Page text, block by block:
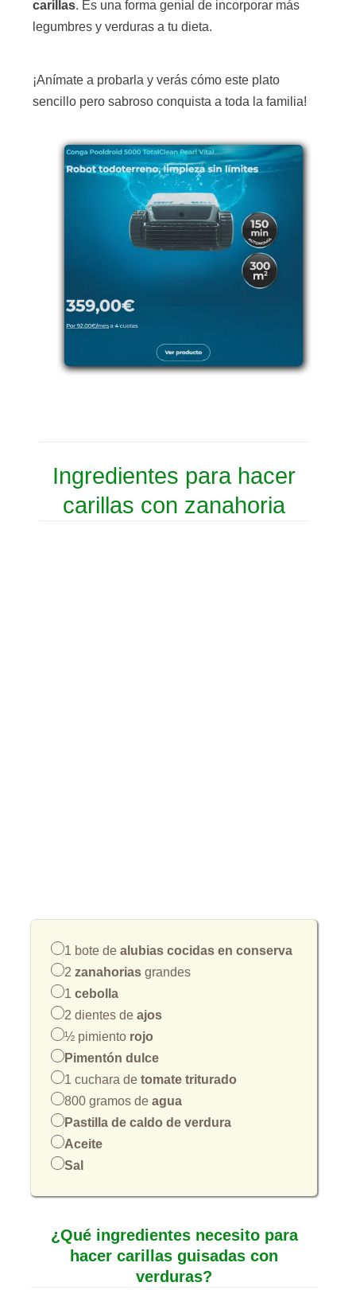
carillas. Es una forma genial de incorporar más
legumbres y verduras a tu dieta.
¡Anímate a probarla y verás cómo este plato
sencillo pero sabroso conquista a toda la familia!
Ingredientes para hacer
carillas con zanahoria
1 bote de alubias cocidas en conserva
2 zanahorias grandes
1 cebolla
2 dientes de ajos
½ pimiento rojo
Pimentón dulce
1 cuchara de tomate triturado
800 gramos de agua
Pastilla de caldo de verdura
Aceite
Sal
¿Qué ingredientes necesito para
hacer carillas guisadas con
verduras?